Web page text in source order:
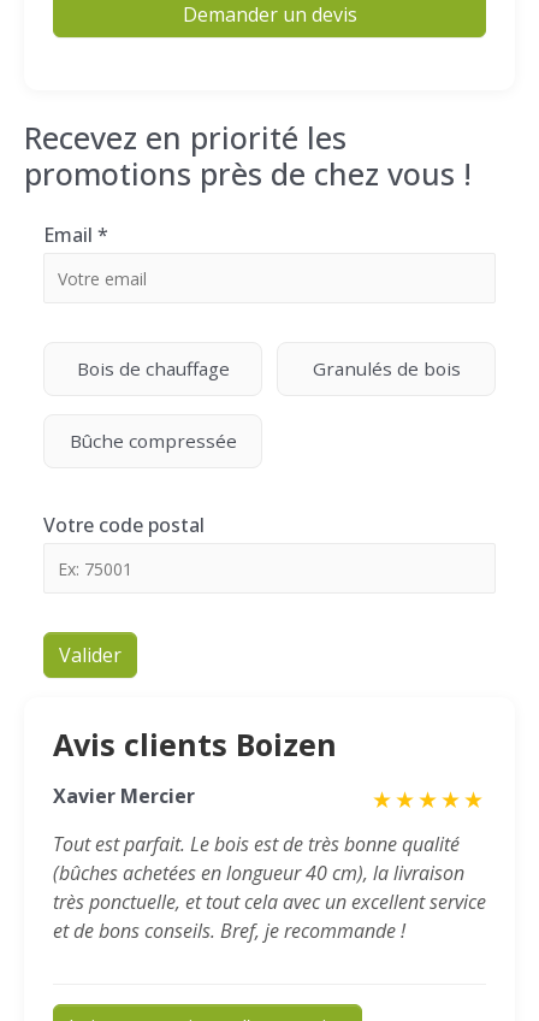
Demander un devis
Recevez en priorité les
promotions près de chez vous !
Email *
Bois de chauffage Granulés de bois
Bûche compressée
Votre code postal
Valider
Avis clients Boizen
Xavier Mercier ★★★★★
Tout est parfait. Le bois est de très bonne qualité
(bûches achetées en longueur 40 cm), la livraison
très ponctuelle, et tout cela avec un excellent service
et de bons conseils. Bref, je recommande !